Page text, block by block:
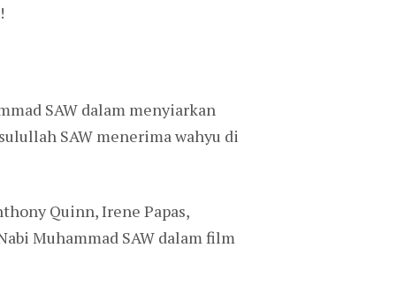
SAW dalam menyiarkan
SAW menerima wahyu di
Quinn, Irene Papas,
Muhammad SAW dalam film